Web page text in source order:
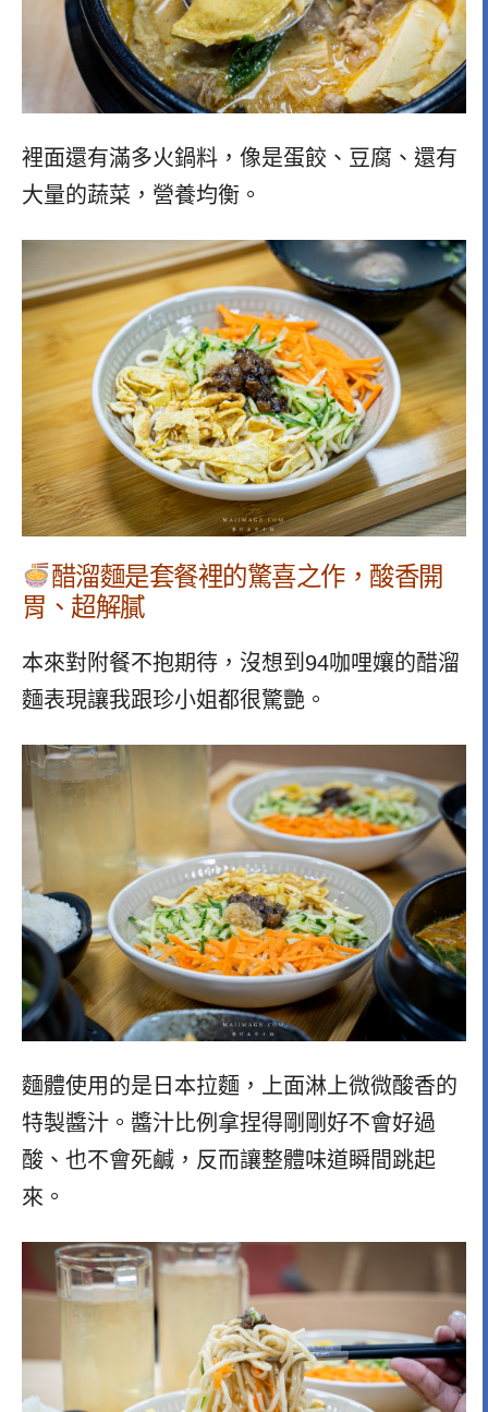
裡面還有滿多火鍋料，像是蛋餃、豆腐、還有
大量的蔬菜，營養均衡。
醋溜麵是套餐裡的驚喜之作，酸香開
胃、超解膩
本來對附餐不抱期待，沒想到94咖哩孃的醋溜
麵表現讓我跟珍小姐都很驚艷。
麵體使用的是日本拉麵，上面淋上微微酸香的
特製醬汁。醬汁比例拿捏得剛剛好不會好過
酸、也不會死鹹，反而讓整體味道瞬間跳起
來。